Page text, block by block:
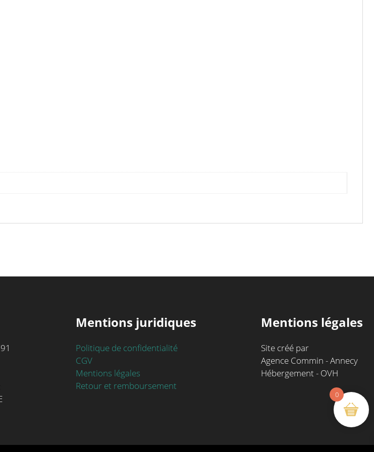
Mentions juridiques
Politique de confidentialité
CGV
Mentions légales
Retour et remboursement
Mentions légales
Site créé par
Agence Commin - Annecy
Hébergement - OVH
0